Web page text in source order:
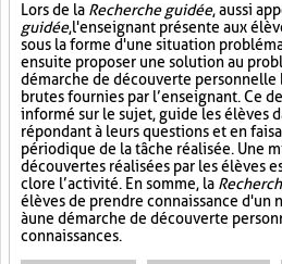
Lors de la Recherche guidée, aussi
guidée, l'enseignant présente aux
sous la forme d'une situation
ensuite proposer une solution au
démarche de découverte personnelle
brutes fournies par l’enseignant. Ce
informé sur le sujet, guide les élèves
répondant à leurs questions et en
périodique de la tâche réalisée. Une
découvertes réalisées par les élèves
clore l’activité. En somme, la
élèves de prendre connaissance d'un
à une démarche de découverte
connaissances.